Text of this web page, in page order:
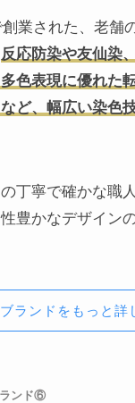
業された、老舗
反応防染や友仙染
色表現に優れた
ど、幅広い染色
丁寧で確かな職
豊かなデザイン
ランドをもっと詳
ランド⑥